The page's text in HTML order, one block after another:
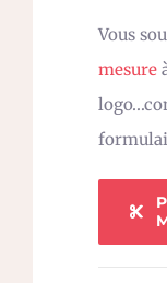
Vous
mesure